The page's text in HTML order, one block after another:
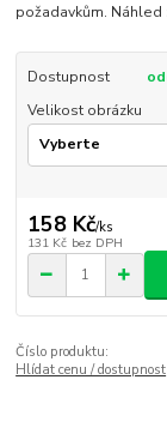
požadavkům. Náhled
Dostupnost
Velikost obrázku
158 Kč/ks
131 Kč bez DPH
Číslo produktu:
Hlídat cenu / dostupnost